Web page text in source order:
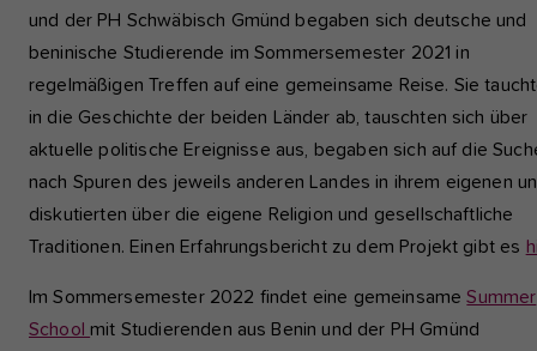
und der PH Schwäbisch Gmünd begaben sich deutsche und
beninische Studierende im Sommersemester 2021 in
regelmäßigen Treffen auf eine gemeinsame Reise. Sie
in die Geschichte der beiden Länder ab, tauschten sich über
aktuelle politische Ereignisse aus, begaben sich auf die
nach Spuren des jeweils anderen Landes in ihrem eigenen
diskutierten über die eigene Religion und gesellschaftliche
Traditionen. Einen Erfahrungsbericht zu dem Projekt gibt es
Im Sommersemester 2022 findet eine gemeinsameSummer
School mit Studierenden aus Benin und der PH Gmünd